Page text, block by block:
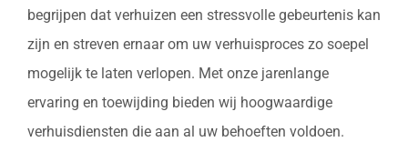
begrijpen dat verhuizen een stressvolle gebeurtenis kan
zijn en streven ernaar om uw verhuisproces zo soepel
mogelijk te laten verlopen. Met onze jarenlange
ervaring en toewijding bieden wij hoogwaardige
verhuisdiensten die aan al uw behoeften voldoen.